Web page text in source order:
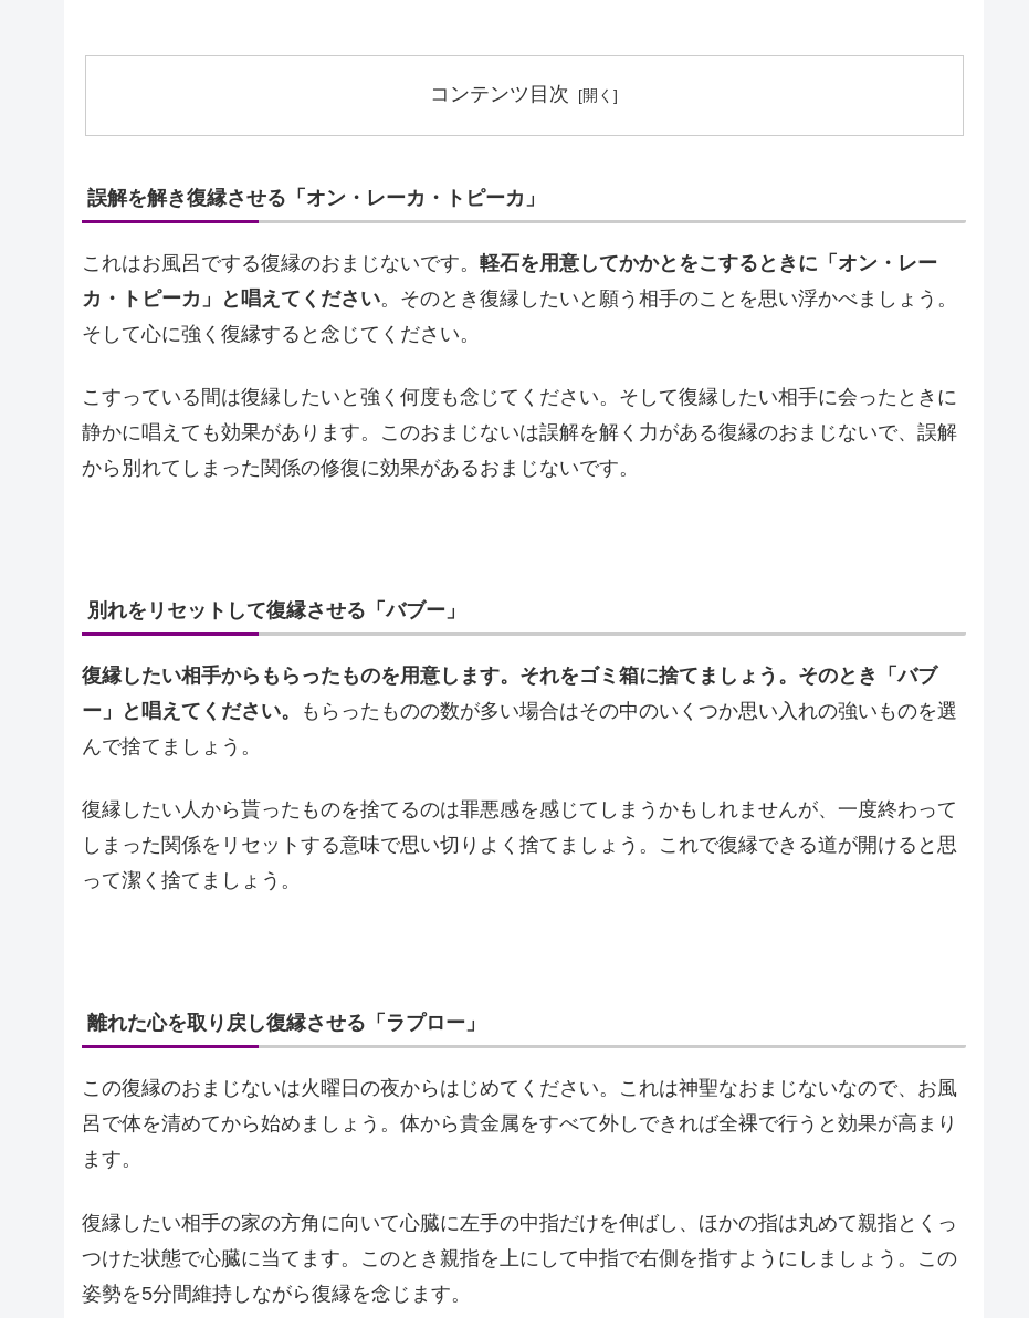
コンテンツ目次
誤解を解き復縁させる「オン・レーカ・トピーカ」
これはお風呂でする復縁のおまじないです。 軽石を用意してかかとをこするときに「オン・レー
カ・トピーカ」と唱えてください。そのとき復縁したいと願う相手のことを思い浮かべましょう。
そして心に強く復縁すると念じてください。
こすっている間は復縁したいと強く何度も念じてください。そして復縁したい相手に会ったときに
静かに唱えても効果があります。このおまじないは誤解を解く力がある復縁のおまじないで、誤解
から別れてしまった関係の修復に効果があるおまじないです。
別れをリセットして復縁させる「バブー」
復縁したい相手からもらったものを用意します。それをゴミ箱に捨てましょう。そのとき「バブ
ー」と唱えてください。
もらったものの数が多い場合はその中のいくつか思い入れの強いものを選
んで捨てましょう。
復縁したい人から貰ったものを捨てるのは罪悪感を感じてしまうかもしれませんが、一度終わって
しまった関係をリセットする意味で思い切りよく捨てましょう。これで復縁できる道が開けると思
って潔く捨てましょう。
離れた心を取り戻し復縁させる「ラプロー」
この復縁のおまじないは火曜日の夜からはじめてください。これは神聖なおまじないなので、お風
呂で体を清めてから始めましょう。体から貴金属をすべて外しできれば全裸で行うと効果が高まり
ます。
復縁したい相手の家の方角に向いて心臓に左手の中指だけを伸ばし、ほかの指は丸めて親指とくっ
つけた状態で心臓に当てます。このとき親指を上にして中指で右側を指すようにしましょう。この
姿勢を5分間維持しながら復縁を念じます。